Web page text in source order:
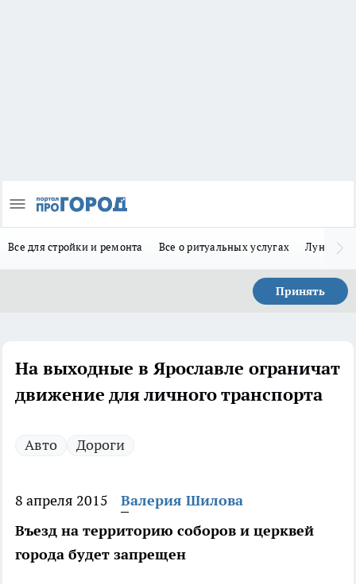
Все для стройки и ремонта Все о ритуальных услугах Лунно-
Принять
На выходные в Ярославле ограничат
движение для личного транспорта
Авто Дороги
8 апреля 2015
Валерия Шилова
Въезд на территорию соборов и церквей
города будет запрещен